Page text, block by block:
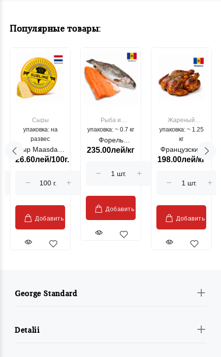
Популярные товары:
Сыры
упаковка: на
развес
Сыр Maasdam
Sublime Cow
26.60лей/100г.
Добавить
Рыба и
морепродукты
упаковка: ~ 0.7 кг
Форель
лососевая
Moldovenesc"
235.00лей/кг
Добавить
Жареный
цыпленок
упаковка: ~ 1.25
кг
Французский
гриль, кг
198.00лей/кг
Добавить
George Standard
Detalii